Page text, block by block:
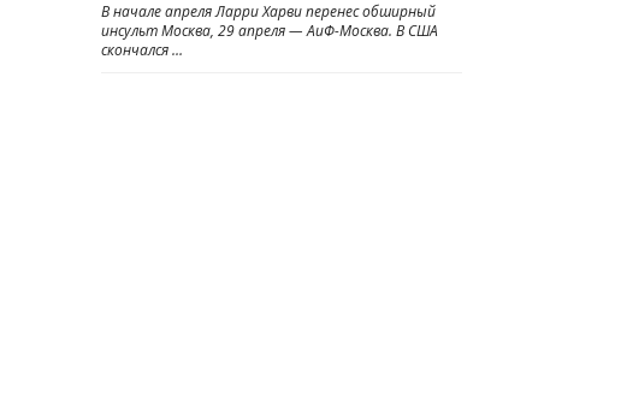
В начале апреля Ларри Харви перенес обширный
инсульт Москва, 29 апреля — АиФ-Москва. В США
скончался …